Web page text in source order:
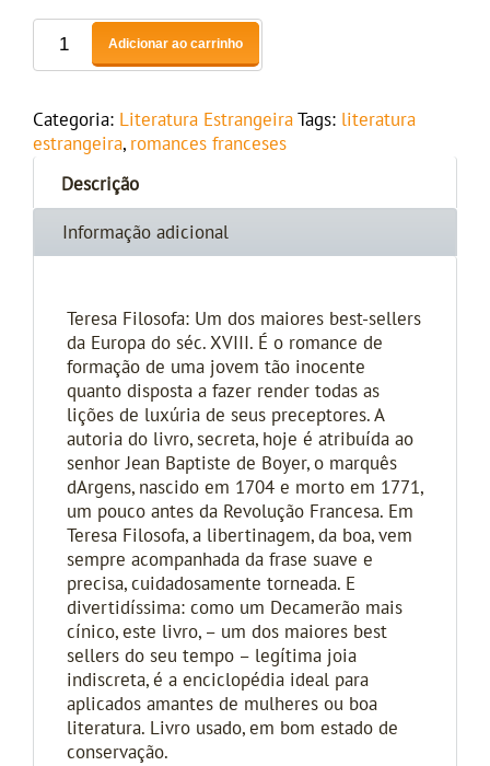
Adicionar ao carrinho
Categoria: Literatura Estrangeira Tags: literatura
estrangeira, romances franceses
Descrição
Informação adicional
Teresa Filosofa: Um dos maiores best-sellers
da Europa do séc. XVIII. É o romance de
formação de uma jovem tão inocente
quanto disposta a fazer render todas as
lições de luxúria de seus preceptores. A
autoria do livro, secreta, hoje é atribuída ao
senhor Jean Baptiste de Boyer, o marquês
dArgens, nascido em 1704 e morto em 1771,
um pouco antes da Revolução Francesa. Em
Teresa Filosofa, a libertinagem, da boa, vem
sempre acompanhada da frase suave e
precisa, cuidadosamente torneada. E
divertidíssima: como um Decamerão mais
cínico, este livro, – um dos maiores best
sellers do seu tempo – legítima joia
indiscreta, é a enciclopédia ideal para
aplicados amantes de mulheres ou boa
literatura. Livro usado, em bom estado de
conservação.